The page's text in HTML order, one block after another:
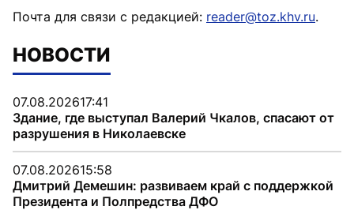
Почта для связи с редакцией: reader@toz.khv.ru.
НОВОСТИ
07.08.202617:41
Здание, где выступал Валерий Чкалов, спасают от
разрушения в Николаевске
07.08.202615:58
Дмитрий Демешин: развиваем край с поддержкой
Президента и Полпредства ДФО